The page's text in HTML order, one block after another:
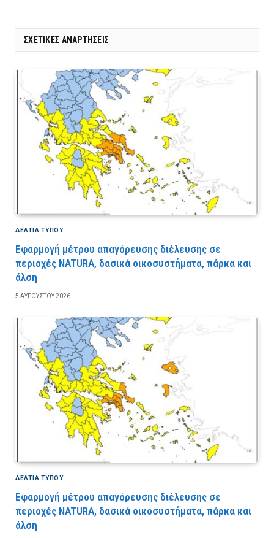
ΣΧΕΤΙΚΈΣ ΑΝΑΡΤΉΣΕΙΣ
ΔΕΛΤΙΑ ΤΥΠΟΥ
Εφαρμογή μέτρου απαγόρευσης διέλευσης σε
περιοχές NATURA, δασικά οικοσυστήματα, πάρκα και
άλση
5 ΑΥΓΟΎΣΤΟΥ 2026
ΔΕΛΤΙΑ ΤΥΠΟΥ
Εφαρμογή μέτρου απαγόρευσης διέλευσης σε
περιοχές NATURA, δασικά οικοσυστήματα, πάρκα και
άλση